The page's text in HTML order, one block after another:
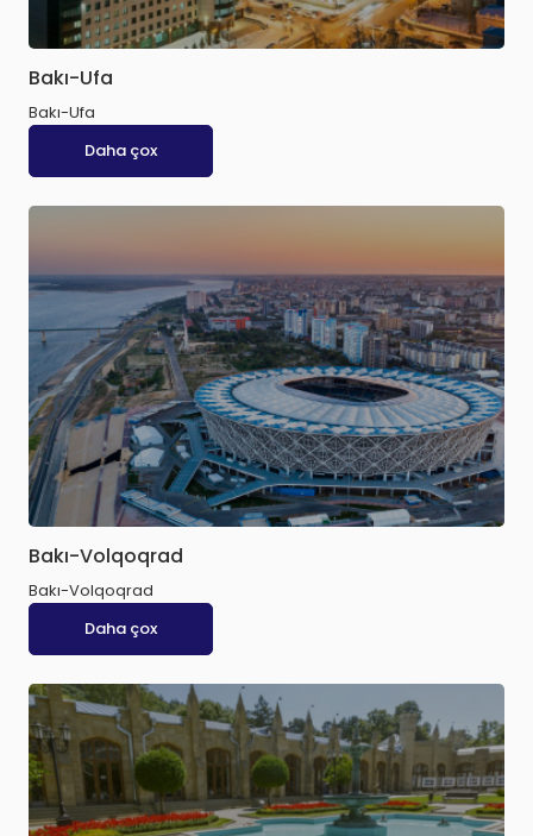
Bakı-Ufa
Bakı-Ufa
Daha çox
Bakı-Volqoqrad
Bakı-Volqoqrad
Daha çox